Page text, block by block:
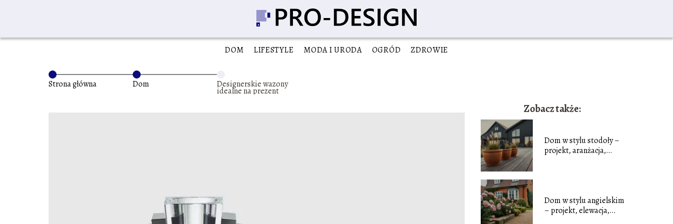
DOM LIFESTYLE MODA I URODA OGRÓD ZDROWIE
Strona główna Dom Designerskie wazony
idealne na prezent
Zobacz także:
Dom w stylu stodoły –
projekt, aranżacja,
Dom w stylu angielskim
– projekt, elewacja,